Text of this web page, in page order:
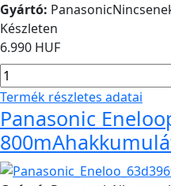
Gyártó: Panasonic
Készleten
6.990 HUF
Termék részletes adatai
Panasonic